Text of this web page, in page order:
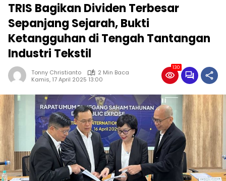
TRIS Bagikan Dividen Terbesar
Sepanjang Sejarah, Bukti
Ketangguhan di Tengah Tantangan
Industri Tekstil
Tonny Christianto
2 Min Baca
Kamis, 17 April 2025 13:00
130